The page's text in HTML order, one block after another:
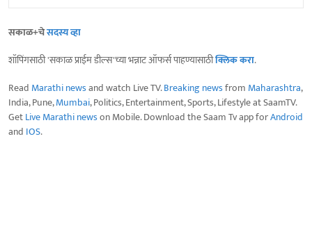
सकाळ+चेसदस्य व्हा
शॉपिंगसाठी 'सकाळ प्राईम डील्स'च्या भन्नाट ऑफर्स पाहण्यासाठीक्लिक करा.
Read Marathi newsand watch Live TV.Breaking newsfrom Maharashtra,
India, Pune,Mumbai, Politics, Entertainment, Sports, Lifestyle at SaamTV.
GetLive Marathi newson Mobile. Download the Saam Tv app forAndroid
and IOS.